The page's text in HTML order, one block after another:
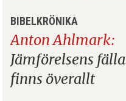
BIBELKRÖNIKA
Anton Ahlmark:
Jämförelsens fälla
finns överallt